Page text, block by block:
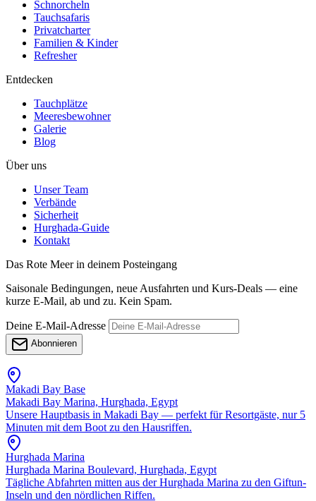
Schnorcheln
Tauchsafaris
Privatcharter
Familien & Kinder
Refresher
Entdecken
Tauchplätze
Meeresbewohner
Galerie
Blog
Über uns
Unser Team
Verbände
Sicherheit
Hurghada-Guide
Kontakt
Das Rote Meer in deinem Posteingang
Saisonale Bedingungen, neue Ausfahrten und Kurs-Deals — eine
kurze E-Mail, ab und zu. Kein Spam.
Deine E-Mail-Adresse
Abonnieren
Makadi Bay Base
Makadi Bay Marina, Hurghada, Egypt
Unsere Hauptbasis in Makadi Bay — perfekt für Resortgäste, nur 5
Minuten mit dem Boot zu den Hausriffen.
Hurghada Marina
Hurghada Marina Boulevard, Hurghada, Egypt
Tägliche Abfahrten mitten aus der Hurghada Marina zu den Giftun-
Inseln und den nördlichen Riffen.